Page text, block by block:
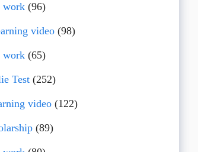
work(96)
video(98)
work(65)
Test(252)
video(122)
(89)